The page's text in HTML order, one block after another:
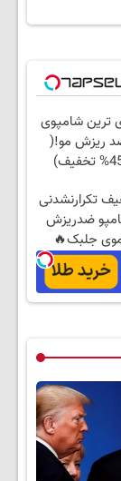
ترین شامپوی
ریزش مو!(
تکرارنشدنی
ضدریزش
جلبک🔥